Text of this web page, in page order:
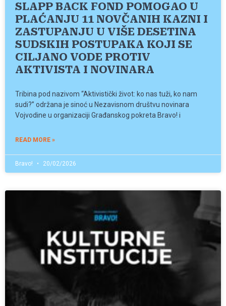
SLAPP BACK FOND POMOGAO U
PLAĆANJU 11 NOVČANIH KAZNI I
ZASTUPANJU U VIŠE DESETINA
SUDSKIH POSTUPAKA KOJI SE
CILJANO VODE PROTIV
AKTIVISTA I NOVINARA
Tribina pod nazivom “Aktivistički život: ko nas tuži, ko nam
sudi?” održana je sinoć u Nezavisnom društvu novinara
Vojvodine u organizaciji Građanskog pokreta Bravo! i
READ MORE »
Bravo! 20/02/2026